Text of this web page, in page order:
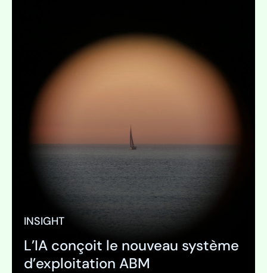
INSIGHT
L’IA conçoit le nouveau système
d’exploitation ABM